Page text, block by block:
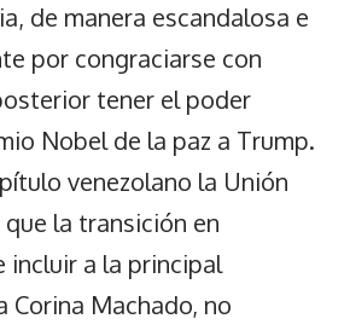
de manera escandalosa e
por congraciarse con
tener el poder
Nobel de la paz a Trump.
venezolano la Unión
la transición en
incluir a la principal
Corina Machado, no